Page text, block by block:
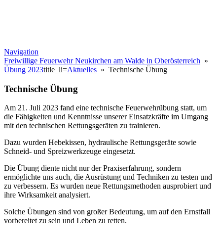
Navigation
Freiwillige Feuerwehr Neukirchen am Walde in Oberösterreich »
Übung 2023title_li=Aktuelles » Technische Übung
Technische Übung
Am 21. Juli 2023 fand eine technische Feuerwehrübung statt, um
die Fähigkeiten und Kenntnisse unserer Einsatzkräfte im Umgang
mit den technischen Rettungsgeräten zu trainieren.
Dazu wurden Hebekissen, hydraulische Rettungsgeräte sowie
Schneid- und Spreizwerkzeuge eingesetzt.
Die Übung diente nicht nur der Praxiserfahrung, sondern
ermöglichte uns auch, die Ausrüstung und Techniken zu testen und
zu verbessern. Es wurden neue Rettungsmethoden ausprobiert und
ihre Wirksamkeit analysiert.
Solche Übungen sind von großer Bedeutung, um auf den Ernstfall
vorbereitet zu sein und Leben zu retten.